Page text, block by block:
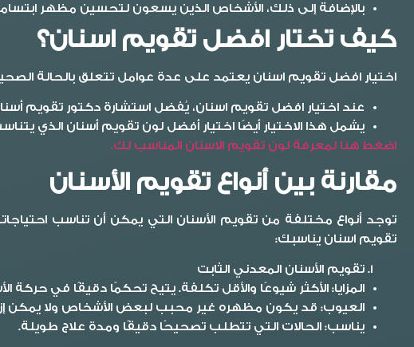
بالإضافة إلى ذلك، الأشخاص الذين يسعون لتحسين مظهر
كيف تختار افضل تقويم اسنان؟
اختيار افضل تقويم اسنان يعتمد على عدة عوامل تتعلق بالحالة
عند اختيار افضل تقويم اسنان، يُفضل استشارة دكتور تقويم
يشمل هذا الاختيار أيضًا اختيار أفضل لون تقويم أسنان الذي
اضغط هنا لمعرفة لون تقويم الاسنان المناسب لك.
مقارنة بين أنواع تقويم الأسنان
توجد أنواع مختلفة من تقويم الأسنان التي يمكن أن تناسب
تقويم اسنان يناسبك:
تقويم الأسنان المعدني الثابت
المزايا: الأكثر شيوعًا والأقل تكلفة. يتيح تحكمًا دقيقًا في حركة
العيوب: قد يكون مظهره غير محبب لبعض الأشخاص ولا يمكن
يناسب: الحالات التي تتطلب تصحيحًا دقيقًا ومدة علاج طويلة.